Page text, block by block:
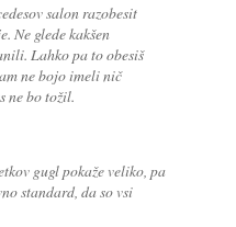
salon razobesit
Ne glede kakšen
Lahko pa to obesiš
ne bojo imeli nič
ne bo tožil.
gugl pokaže veliko, pa
standard, da so vsi